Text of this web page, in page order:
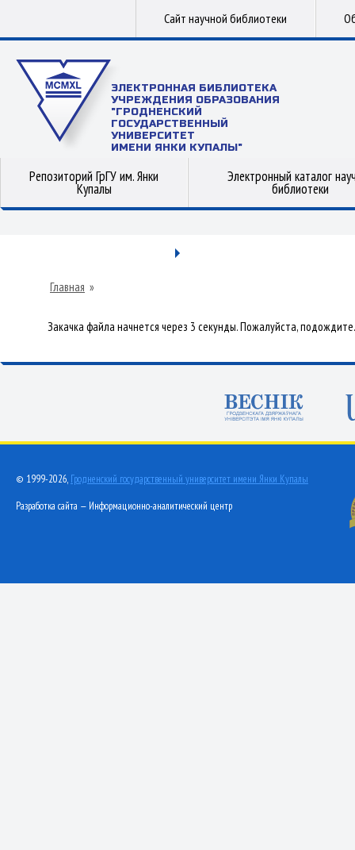
Сайт научной библиотеки
ЭЛЕКТРОННАЯ БИБЛИОТЕКА
УЧРЕЖДЕНИЯ ОБРАЗОВАНИЯ
"ГРОДНЕНСКИЙ
ГОСУДАРСТВЕННЫЙ
УНИВЕРСИТЕТ
ИМЕНИ ЯНКИ КУПАЛЫ"
Репозиторий ГрГУ им. Янки
Купалы
Электронный каталог
библиотеки
Главная »
Закачка файла начнется через 3 секунды. Пожалуйста, подождите.
© 1999-2026, Гродненский государственный университет имени Янки Купалы
Разработка сайта — Информационно-аналитический центр